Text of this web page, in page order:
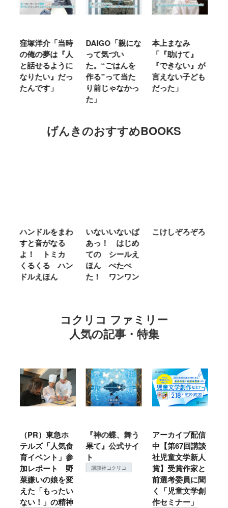
窪塚洋介「当時
の俺の夢は『人
と話せるように
なりたい』だっ
たんです」
DAIGO「親にな
って気づい
た。“ごはんを
作る”って当た
り前じゃなかっ
た」
本上まなみ
「『助けて』
『できない』が
言えない子ども
だった」
げんきのおすすめBOOKS
ハンドルをまわ
すと音がなる
よ！ トミカ
くるくる ハン
ドルえほん
いないいないば
あっ！ はじめ
ての シールえ
ほん ぺたぺ
た！ ワンワン
こけしぞろぞろ
コクリコ ファミリー
人気の記事・特集
（PR）東急ホ
テルズ「人気食
育イベント」参
加レポート 野
菜嫌いの娘を変
えた「もったい
ない！」の精神
『神の蝶、舞う
果て』公式サイ
ト
講談社コクリコ
アーカイブ配信
中【第67回講談
社児童文学新人
賞】受賞作家と
前選考委員に聞
く「児童文学創
作セミナー」